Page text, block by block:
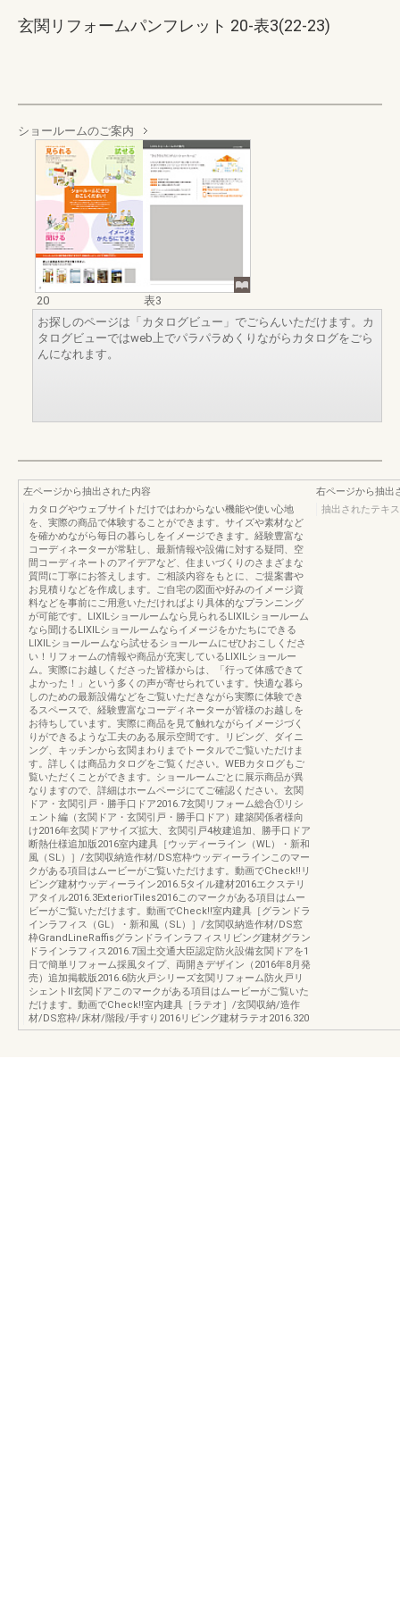
玄関リフォームパンフレット 20-表3(22-23)
ショールームのご案内
20
表3
お探しのページは「カタログビュー」でごらんいただけます。カ
タログビューではweb上でパラパラめくりながらカタログをごら
んになれます。
左ページから抽出された内容
カタログやウェブサイトだけではわからない機能や使い心地
を、実際の商品で体験することができます。サイズや素材など
を確かめながら毎日の暮らしをイメージできます。経験豊富な
コーディネーターが常駐し、最新情報や設備に対する疑問、空
間コーディネートのアイデアなど、住まいづくりのさまざまな
質問に丁寧にお答えします。ご相談内容をもとに、ご提案書や
お見積りなどを作成します。ご自宅の図面や好みのイメージ資
料などを事前にご用意いただければより具体的なプランニング
が可能です。LIXILショールームなら見られるLIXILショールーム
なら聞けるLIXILショールームならイメージをかたちにできる
LIXILショールームなら試せるショールームにぜひおこしくださ
い！リフォームの情報や商品が充実しているLIXILショールー
ム。実際にお越しくださった皆様からは、「行って体感できて
よかった！」という多くの声が寄せられています。快適な暮ら
しのための最新設備などをご覧いただきながら実際に体験でき
るスペースで、経験豊富なコーディネーターが皆様のお越しを
お待ちしています。実際に商品を見て触れながらイメージづく
りができるような工夫のある展示空間です。リビング、ダイニ
ング、キッチンから玄関まわりまでトータルでご覧いただけま
す。詳しくは商品カタログをご覧ください。WEBカタログもご
覧いただくことができます。ショールームごとに展示商品が異
なりますので、詳細はホームページにてご確認ください。玄関
ドア・玄関引戸・勝手口ドア2016.7玄関リフォーム総合①リシ
ェント編（玄関ドア・玄関引戸・勝手口ドア）建築関係者様向
け2016年玄関ドアサイズ拡大、玄関引戸4枚建追加、勝手口ドア
断熱仕様追加版2016室内建具［ウッディーライン（WL）・新和
風（SL）］/玄関収納造作材/DS窓枠ウッディーラインこのマー
クがある項目はムービーがご覧いただけます。動画でCheck!!リ
ビング建材ウッディーライン2016.5タイル建材2016エクステリ
アタイル2016.3ExteriorTiles2016このマークがある項目はムー
ビーがご覧いただけます。動画でCheck!!室内建具［グランドラ
インラフィス（GL）・新和風（SL）］/玄関収納造作材/DS窓
枠GrandLineRaffisグランドラインラフィスリビング建材グラン
ドラインラフィス2016.7国土交通大臣認定防火設備玄関ドアを1
日で簡単リフォーム採風タイプ、両開きデザイン（2016年8月発
売）追加掲載版2016.6防火戸シリーズ玄関リフォーム防火戸リ
シェントⅡ玄関ドアこのマークがある項目はムービーがご覧いた
だけます。動画でCheck!!室内建具［ラテオ］/玄関収納/造作
材/DS窓枠/床材/階段/手すり2016リビング建材ラテオ2016.320
右ページから抽出
抽出されたテキ